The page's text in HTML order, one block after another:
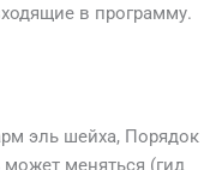
в программу.
эль шейха, Порядок